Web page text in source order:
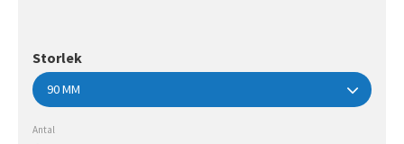
Storlek
Antal